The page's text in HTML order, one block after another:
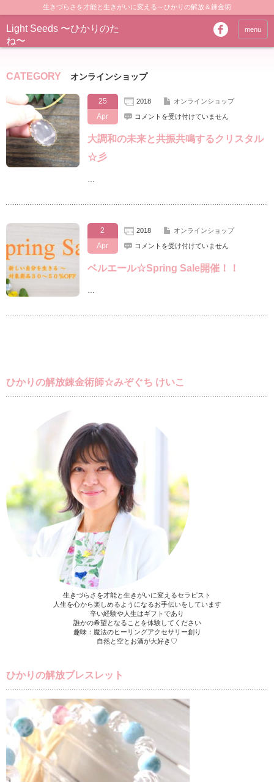
生きづらさを才能と生きがいに変える～ひかりの解放＆錬金術
Light Seeds 〜ひかりのた
ね〜
menu
CATEGORY オンラインショップ
25
Apr
2018
オンラインショップ
大
和
の
共
る
ク
タ
コメントを受け付けていません
大調和の未来と共振共鳴するクリスタル
☆彡
…
2
Apr
2018
オンラインショップ
ベ
エ
ー
コメントを受け付けていません
ベルエール☆Spring Sale開催！！
…
ひかりの解放錬金術師☆みぞぐち けいこ
生きづらさを才能と生きがいに変えるセラピスト
人生を心から楽しめるようになるお手伝いをしています
辛い経験や人生はギフトであり
誰かの希望となることを体験してください
趣味：魔法のヒーリングアクセサリー創り
自然と空とお酒が大好き♡
ひかりの解放ブレスレット